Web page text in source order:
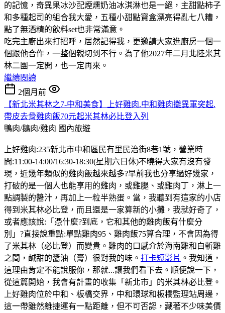
的記憶，奇異果冰沙配煙燻奶油冰淇淋也是一絕，主甜點柿子
和多種起司的組合我大愛，五種小甜點寶盒漂亮得亂七八糟，
點了無酒精的飲料set也非常滿意。
吃完主廚出來打招呼，居然記得我，更邀請大家進廚房一個一
個跟他合作，一整個親切到不行。為了他2027年二月北陸米其
林二團一定開，也一定再來。
繼續閱讀
2個月前
【新北米其林之7-中和美食】上好雞肉.中和雞肉攤異軍突起.
帶皮去骨雞肉飯70元起米其林必比登入列
鴨肉/鵝肉/雞肉 國內旅遊
上好雞肉:235新北市中和區民有里民治街8巷1號，營業時
間:11:00-14:00/16:30-18:30(星期六日休)不曉得大家有沒有發
現，近幾年類似的雞肉飯越來越多?早前我也分享過好幾家，
打破的是一個人也能享用的雞肉，或雞腿、或雞肉丁，淋上一
點調製的醬汁，再加上一粒半熟蛋。當，我聽到有這家的小店
得到米其林必比登，而且還是一家算新的小攤，我就好奇了，
或者應該說:「憑什麼?到底，它和其他的雞肉飯有什麼分
別」?直接說重點:單點雞肉95、雞肉飯75算合理，不會因為得
了米其林（必比登）而變貴。雞肉的口感介於海南雞和白斬雞
之間，鹹甜的醬油（膏）很對我的味。 打卡短影片 。我知道，
這理由肯定不能說服你，那就...讓我們看下去。順便說一下，
從這篇開始，我會有計畫的收集「新北市」的米其林必比登。
上好雞肉位於中和、板橋交界，中和環球和板橋監理站周邊，
這一帶雖然離捷運有一點距離，但不可否認，藏著不少味美價